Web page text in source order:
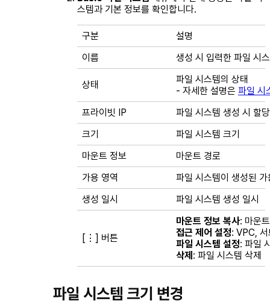
스템과 기본 정보를 확인합니다.
구분
설명
이름
생성 시 입력한 파일 시
상태
파일 시스템의 상태
- 자세한 설명은 파일 시
프라이빗 IP
파일 시스템 생성 시 할
크기
파일 시스템 크기
마운트 정보
마운트 경로
가용 영역
파일 시스템이 생성된 가
생성 일시
파일 시스템 생성 일시
[⋮] 버튼
마운트 정보 복사: 마운
접근 제어 설정: VPC,
파일 시스템 설정: 파일
삭제 : 파일 시스템 삭제
파일 시스템 크기 변경